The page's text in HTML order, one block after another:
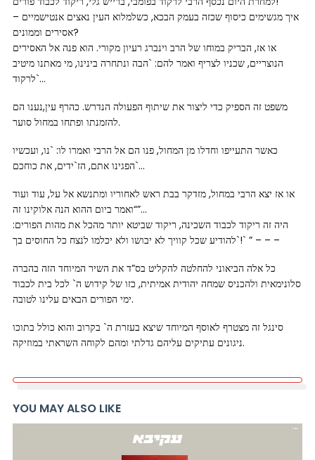
איך מגשימים כיסוף שכזה בעמק הבכא, כשלמלוא העין נאצים אנטישמיים –
אסירים וממונים?
או אז, הבריק במוחו של הרב וינברג רעיון מקורי. הוא פנה אל האסירים
הנוצריים, שכניו לצריף ואמר להם: `הבה ונתחרה בינינו, מי מאתנו מיטיב
לרקוד`…
משפט זה הספיק כדי ליצור את שיתוף הפעולה הנדרש. כהרף עין,נענו הם
להזמנתו ופתחו במחול סוער.
כאשר התעייפו וחדלו מן המחול, פנו הם אל הרבי ואמרו לו: `נו, ועכשיו
הפגינו אתם, הז`ידים, את כוחכם`…
או אז יצא הרבי במחול, מזדקר בבת ראש לאחוריו ומתנשא אל על, עוד ועוד
“ואמר ביום ההוא הנה אלוקינו זה”…
היה זה ריקוד לכבוד השכינה, ריקוד שביטא יותר מהכל את מהות הפורים:
`להודיע שכל קוויך לא יבושו ולא יכלמו לנצח כל החוסים בך!` ” – – –
כל אלה הביאוני להחלטה להקליט בס”ד את השיר המיוחד הזה בהברה
סלונימאית ולהכניס שמחה יהודית אמיתית, כזו של קידוש ה` לכל בית לכבוד
ימי הפורים הבאים עלינו לטובה.
סינגל זה מצטרף לאוסף המיוחד שיצא בעזרת ה` בקרוב והוא כולל בתוכו
ניגונים עתיקים עליהם גדלתי ומהם לקוחה השראתי במוזיקה.
YOU MAY ALSO LIKE